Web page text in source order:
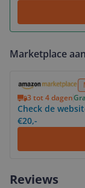
Marketplace
3 tot 4 dagen
Check de
€20,-
Reviews